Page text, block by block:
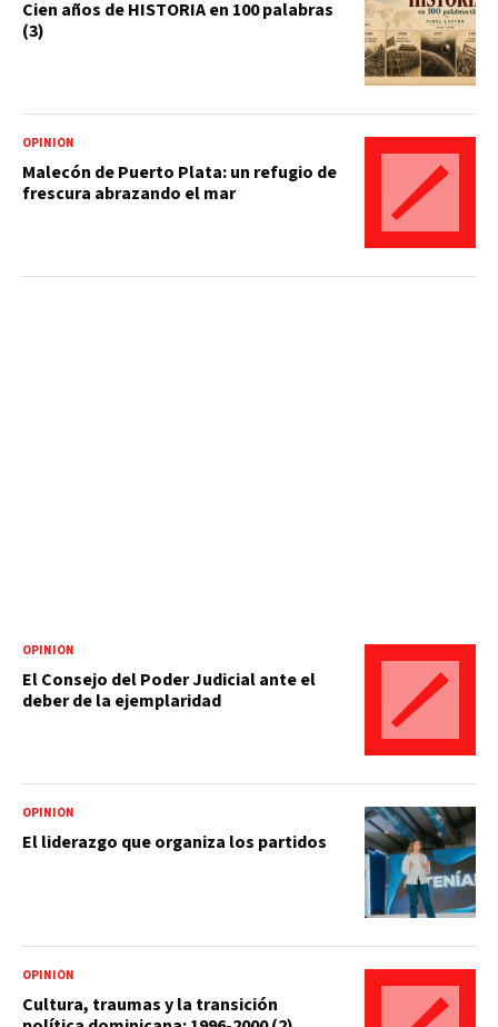
Cien años de HISTORIA en 100 palabras
(3)
OPINIÓN
Malecón de Puerto Plata: un refugio de
frescura abrazando el mar
OPINIÓN
El Consejo del Poder Judicial ante el
deber de la ejemplaridad
OPINIÓN
El liderazgo que organiza los partidos
OPINIÓN
Cultura, traumas y la transición